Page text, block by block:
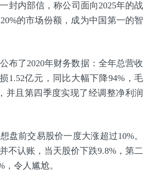
封内部信，称公司面向2025年的战
的市场份额，成为中国第一的智
布了2020年财务数据：全年总营收
1.52亿元，同比大幅下降94%，毛
并且第四季度实现了经调整净利润
盘前交易股价一度大涨超过10%。
不认账，当天股价下跌9.8%，第二
，令人尴尬。